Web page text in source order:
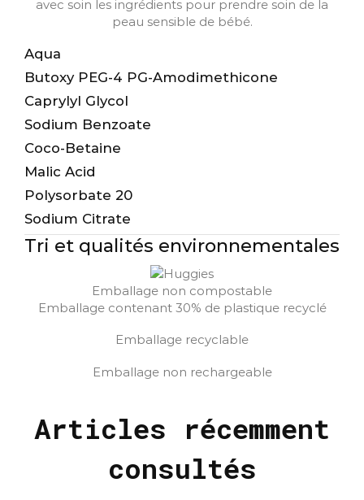
avec soin les ingrédients pour prendre soin de la
peau sensible de bébé.
Aqua
Butoxy PEG-4 PG-Amodimethicone
Caprylyl Glycol
Sodium Benzoate
Coco-Betaine
Malic Acid
Polysorbate 20
Sodium Citrate
Tri et qualités environnementales
Emballage non compostable
Emballage contenant 30% de plastique recyclé
Emballage recyclable
Emballage non rechargeable
Articles récemment
consultés